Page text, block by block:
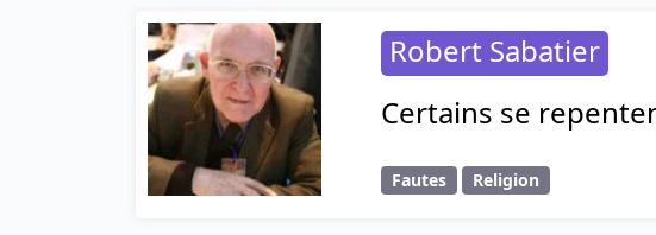
Robert Sabatier
Certains se
Fautes Religion